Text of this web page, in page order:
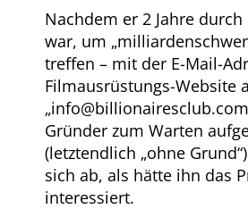
Nachdem er 2 Jahre durch
war, um
treffen – mit der E-Mail-
Filmausrüstungs-Website
info@billionairesclub.com
Gründer zum Warten
(letztendlich ohne Grund
sich ab, als hätte ihn das
interessiert.